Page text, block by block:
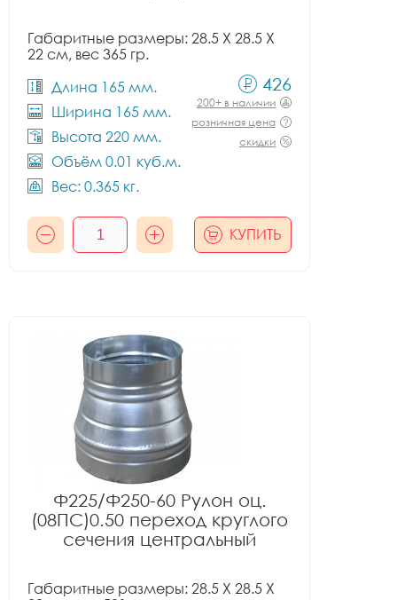
Габаритные размеры: 28.5 X 28.5 X
22 см, вес 365 гр.
Длина 165 мм.
Ширина 165 мм.
Высота 220 мм.
Объём 0.01 куб.м.
Вес: 0.365 кг.
426
200+ в наличии
розничная цена
скидки
КУПИТЬ
Ф225/Ф250-60 Рулон оц.
(08ПС)0.50 переход круглого
сечения центральный
Габаритные размеры: 28.5 X 28.5 X